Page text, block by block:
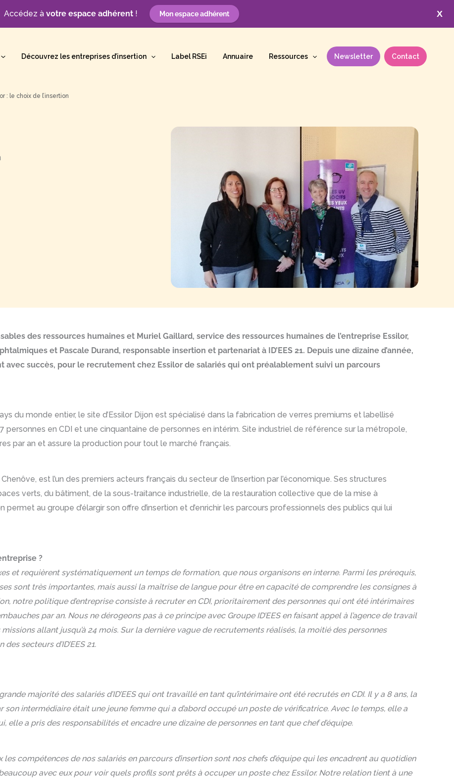
X
Accédez à votre espace adhérent! Mon espace adhérent
Découvrez les entreprises d’insertion Label RSEi Annuaire Ressources Newsletter Contact
: le choix de l’insertion
des ressources humaines et Muriel Gaillard, service des ressources humaines de l’entreprise Essilor,
et Pascale Durand, responsable insertion et partenariat à ID’EES 21. Depuis une dizaine d’année,
avec succès, pour le recrutement chez Essilor de salariés qui ont préalablement suivi un parcours
du monde entier, le site d’Essilor Dijon est spécialisé dans la fabrication de verres premiums et labellisé
personnes en CDI et une cinquantaine de personnes en intérim. Site industriel de référence sur la métropole,
par an et assure la production pour tout le marché français.
est l’un des premiers acteurs français du secteur de l’insertion par l’économique. Ses structures
verts, du bâtiment, de la sous-traitance industrielle, de la restauration collective que de la mise à
au groupe d’élargir son offre d’insertion et d’enrichir les parcours professionnels des publics qui lui
?
et requièrent systématiquement un temps de formation, que nous organisons en interne. Parmi les prérequis,
sont très importantes, mais aussi la maîtrise de langue pour être en capacité de comprendre les consignes à
notre politique d’entreprise consiste à recruter en CDI, prioritairement des personnes qui ont été intérimaires
par an. Nous ne dérogeons pas à ce principe avec Groupe ID’EES en faisant appel à l’agence de travail
missions allant jusqu’à 24 mois. Sur la dernière vague de recrutements réalisés, la moitié des personnes
secteurs d’ID’EES 21.
majorité des salariés d’ID’EES qui ont travaillé en tant qu’intérimaire ont été recrutés en CDI. Il y a 8 ans, la
intermédiaire était une jeune femme qui a d’abord occupé un poste de vérificatrice. Avec le temps, elle a
elle a pris des responsabilités et encadre une dizaine de personnes en tant que chef d’équipe.
les compétences de nos salariés en parcours d’insertion sont nos chefs d’équipe qui les encadrent au quotidien
avec eux pour voir quels profils sont prêts à occuper un poste chez Essilor. Notre relation tient à une